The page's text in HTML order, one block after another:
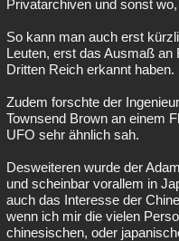
Privatarchiven und sonst
So kann man auch erst
Leuten, erst das Ausmaß an
Dritten Reich erkannt haben.
Zudem forschte der
Townsend Brown an einem
UFO sehr ähnlich sah.
Desweiteren wurde der
und scheinbar vorallem in
auch das Interesse der
wenn ich mir die vielen
chinesischen, oder